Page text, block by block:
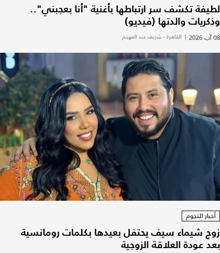
لطيفة تكشف سر ارتباطها بأغنية "أنا بعجبني"..
وذكريات والدتها (فيديو)
08 آب 2026 | القاهرة - شريف عبد الفهيم
أخبار النجوم
زوج شيماء سيف يحتفل بعيدها بكلمات رومانسية
بعد عودة العلاقة الزوجية